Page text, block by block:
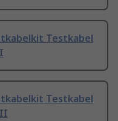
Testkabel
Testkabel